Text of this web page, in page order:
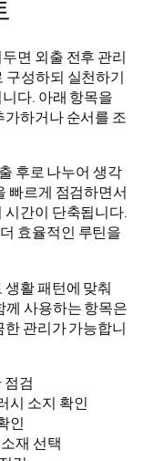
면 외출 전후 관리
구성하되 실천하기
다. 아래 항목을
하거나 순서를 조
후로 나누어 생각
빠르게 점검하면서
시간이 단축됩니다.
효율적인 루틴을
활 패턴에 맞춰
께 사용하는 항목은
관리가 가능합니
점검
시 소지 확인
인
재 선택